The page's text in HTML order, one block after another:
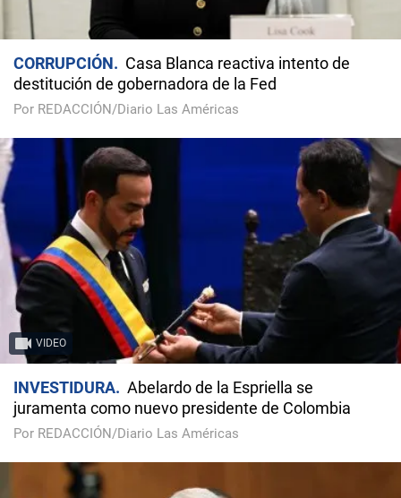
CORRUPCIÓN
Casa Blanca reactiva intento de
destitución de gobernadora de la Fed
Por REDACCIÓN/Diario Las Américas
VIDEO
INVESTIDURA
Abelardo de la Espriella se
juramenta como nuevo presidente de Colombia
Por REDACCIÓN/Diario Las Américas